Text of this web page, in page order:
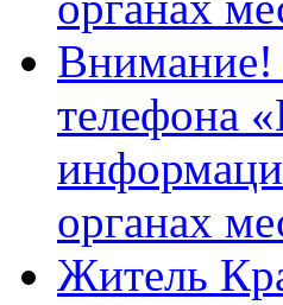
Внимание!
телефона
органах
Житель